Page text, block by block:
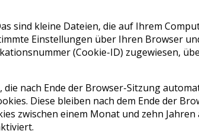
sind kleine Dateien, die auf Ihrem
Einstellungen über Ihren Browser
(Cookie-ID) zugewiesen,
nach Ende der Browser-Sitzung
Diese bleiben nach dem Ende der
zwischen einem Monat und zehn